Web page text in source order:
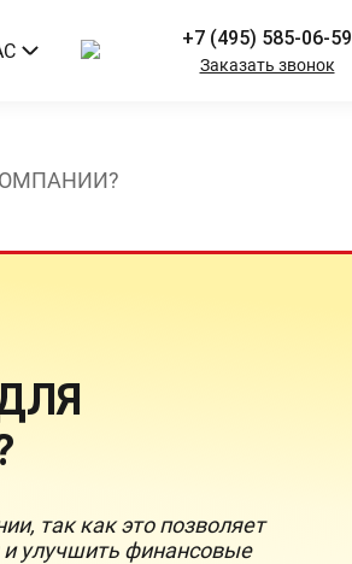
+7 (495) 585-06-59
Заказать звонок
так как это позволяет
улучшить финансовые